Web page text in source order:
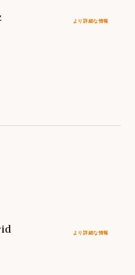
より詳細な情報
より詳細な情報